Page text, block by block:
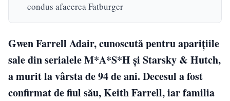
condus afacerea Fatburger
Gwen Farrell Adair, cunoscută pentru aparițiile
sale din serialele M*A*S*H și Starsky & Hutch,
a murit la vârsta de 94 de ani. Decesul a fost
confirmat de fiul său, Keith Farrell, iar familia